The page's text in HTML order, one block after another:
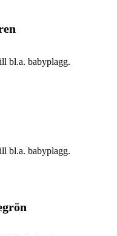
bl.a. babyplagg.
bl.a. babyplagg.